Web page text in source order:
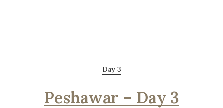
Day 3
Peshawar – Day 3